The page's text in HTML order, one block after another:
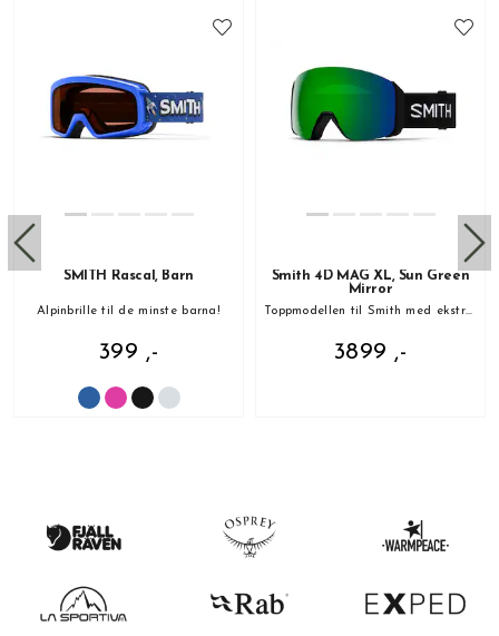
SMITH Rascal, Barn
Alpinbrille til de minste barna!
399 ,-
Smith 4D MAG XL, Sun Green
Mirror
Toppmodellen til Smith med ekstra linse
3899 ,-